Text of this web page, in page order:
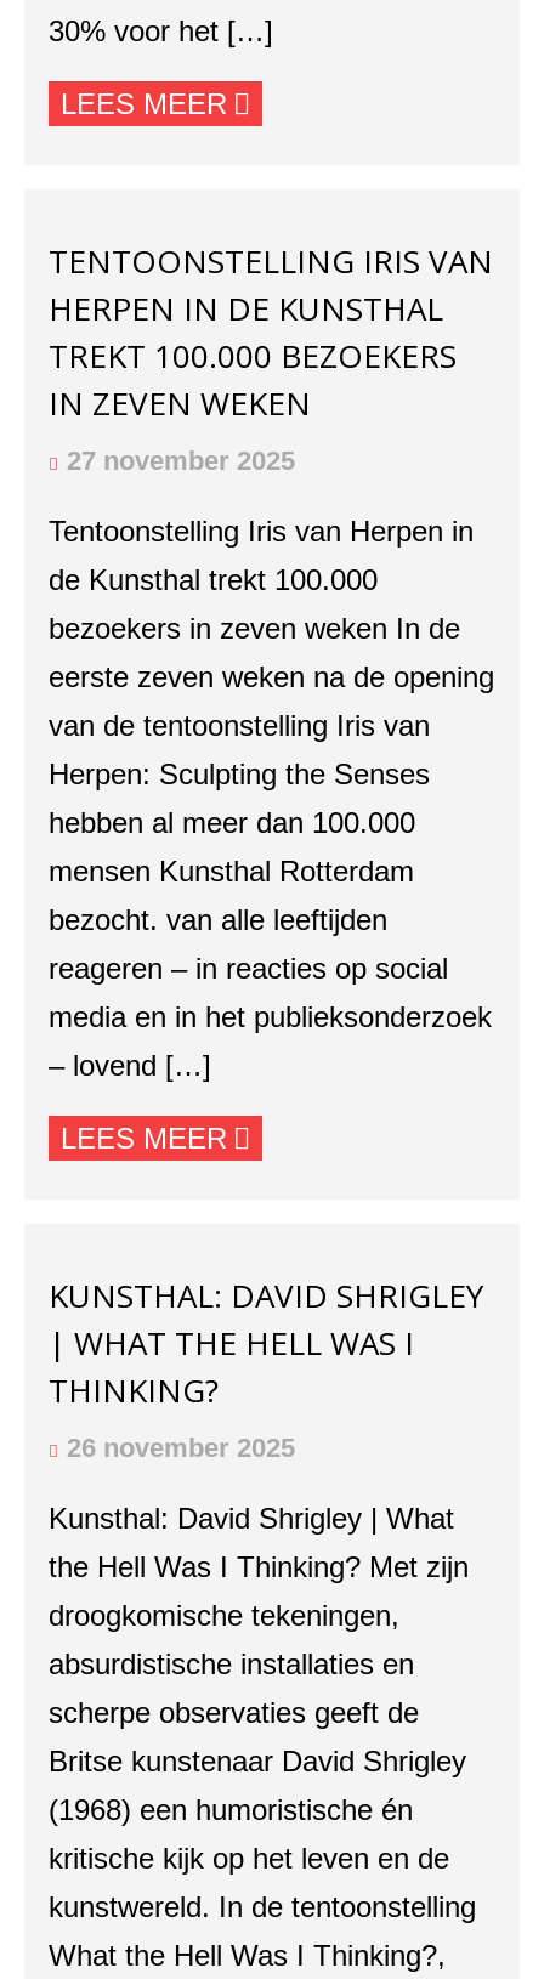
30% voor het […]
LEES MEER
TENTOONSTELLING IRIS VAN
HERPEN IN DE KUNSTHAL
TREKT 100.000 BEZOEKERS
IN ZEVEN WEKEN
27 november 2025
Tentoonstelling Iris van Herpen in
de Kunsthal trekt 100.000
bezoekers in zeven weken In de
eerste zeven weken na de opening
van de tentoonstelling Iris van
Herpen: Sculpting the Senses
hebben al meer dan 100.000
mensen Kunsthal Rotterdam
bezocht. van alle leeftijden
reageren – in reacties op social
media en in het publieksonderzoek
– lovend […]
LEES MEER
KUNSTHAL: DAVID SHRIGLEY
| WHAT THE HELL WAS I
THINKING?
26 november 2025
Kunsthal: David Shrigley | What
the Hell Was I Thinking? Met zijn
droogkomische tekeningen,
absurdistische installaties en
scherpe observaties geeft de
Britse kunstenaar David Shrigley
(1968) een humoristische én
kritische kijk op het leven en de
kunstwereld. In de tentoonstelling
What the Hell Was I Thinking?,